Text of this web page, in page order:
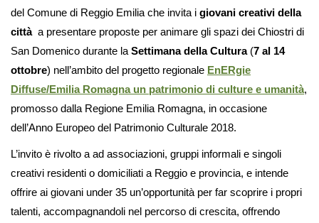
del Comune di Reggio Emilia che invita i giovani creativi della
cittàa presentare proposte per animare gli spazi dei Chiostri di
San Domenico durante la Settimana della Cultura(7 al 14
ottobre) nell’ambito del progetto regionale EnERgie
Diffuse/Emilia Romagna un patrimonio di culture e umanità,
promosso dalla Regione Emilia Romagna, in occasione
dell’Anno Europeo del Patrimonio Culturale 2018.
L’invito è rivolto a ad associazioni, gruppi informali e singoli
creativi residenti o domiciliati a Reggio e provincia, e intende
offrire ai giovani under 35 un’opportunità per far scoprire i propri
talenti, accompagnandoli nel percorso di crescita, offrendo